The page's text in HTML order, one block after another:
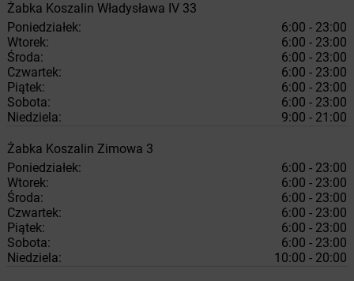
Żabka Koszalin Władysława IV 33
Poniedziałek:
6:00 - 23:00
Wtorek:
6:00 - 23:00
Środa:
6:00 - 23:00
Czwartek:
6:00 - 23:00
Piątek:
6:00 - 23:00
Sobota:
6:00 - 23:00
Niedziela:
9:00 - 21:00
Żabka Koszalin Zimowa 3
Poniedziałek:
6:00 - 23:00
Wtorek:
6:00 - 23:00
Środa:
6:00 - 23:00
Czwartek:
6:00 - 23:00
Piątek:
6:00 - 23:00
Sobota:
6:00 - 23:00
Niedziela:
10:00 - 20:00